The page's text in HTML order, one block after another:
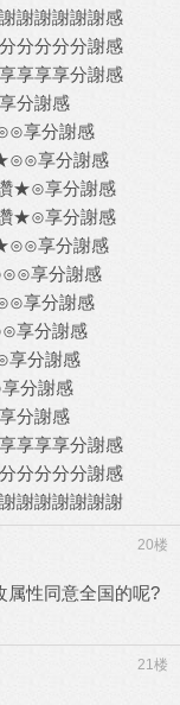
謝謝謝謝謝感
分分分分謝感
享享享分謝感
分謝感
分謝感
享分謝感
★⊙享分謝感
★⊙享分謝感
享分謝感
享分謝感
享分謝感
分謝感
分謝感
分謝感
分謝感
享享享分謝感
分分分分謝感
謝謝謝謝謝謝
20楼
属性同意全国的呢?
21楼